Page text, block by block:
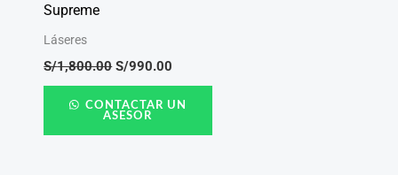
Supreme
Láseres
S/1,800.00 S/990.00
CONTACTAR UN
ASESOR